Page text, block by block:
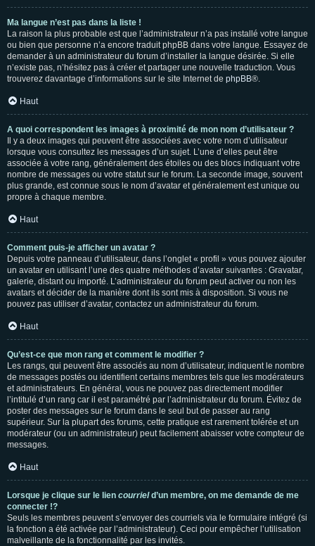
Ma langue n’est pas dans la liste !
La raison la plus probable est que l’administrateur n’a pas installé votre langue
ou bien que personne n’a encore traduit phpBB dans votre langue. Essayez de
demander à un administrateur du forum d’installer la langue désirée. Si elle
n’existe pas, n’hésitez pas à créer et partager une nouvelle traduction. Vous
trouverez davantage d’informations sur le site Internet de phpBB®.
Haut
A quoi correspondent les images à proximité de mon nom d’utilisateur ?
Il y a deux images qui peuvent être associées avec votre nom d’utilisateur
lorsque vous consultez les messages d’un sujet. L’une d’elles peut être
associée à votre rang, généralement des étoiles ou des blocs indiquant votre
nombre de messages ou votre statut sur le forum. La seconde image, souvent
plus grande, est connue sous le nom d’avatar et généralement est unique ou
propre à chaque membre.
Haut
Comment puis-je afficher un avatar ?
Depuis votre panneau d’utilisateur, dans l’onglet « profil » vous pouvez ajouter
un avatar en utilisant l’une des quatre méthodes d’avatar suivantes : Gravatar,
galerie, distant ou importé. L’administrateur du forum peut activer ou non les
avatars et décider de la manière dont ils sont mis à disposition. Si vous ne
pouvez pas utiliser d’avatar, contactez un administrateur du forum.
Haut
Qu’est-ce que mon rang et comment le modifier ?
Les rangs, qui peuvent être associés au nom d’utilisateur, indiquent le nombre
de messages postés ou identifient certains membres tels que les modérateurs
et administrateurs. En général, vous ne pouvez pas directement modifier
l’intitulé d’un rang car il est paramétré par l’administrateur du forum. Évitez de
poster des messages sur le forum dans le seul but de passer au rang
supérieur. Sur la plupart des forums, cette pratique est rarement tolérée et un
modérateur (ou un administrateur) peut facilement abaisser votre compteur de
messages.
Haut
Lorsque je clique sur le lien courrield’un membre, on me demande de me
connecter !?
Seuls les membres peuvent s’envoyer des courriels via le formulaire intégré (si
la fonction a été activée par l’administrateur). Ceci pour empêcher l’utilisation
malveillante de la fonctionnalité par les invités.